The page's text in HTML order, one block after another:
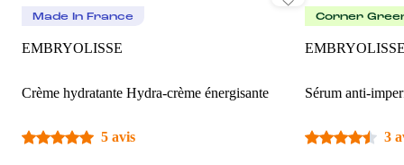
Made In France
EMBRYOLISSE
Crème hydratante Hydra-crème énergisante
5 avis
Corner
Sérum anti-
3